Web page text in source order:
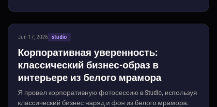
Jun 17, 2026 studio
Корпоративная уверенность:
классический бизнес-образ в
интерьере из белого мрамора
Я провел корпоративную фотосессию в Studio, используя
классический бизнес-наряд и фон из белого мрамора.